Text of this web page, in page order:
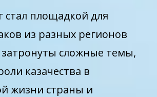
стал площадкой для
из разных регионов
сложные темы,
казачества в
жизни страны и